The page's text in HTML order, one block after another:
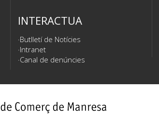
INTERACTUA
Butlletí de Notícies
Intranet
Canal de denúncies